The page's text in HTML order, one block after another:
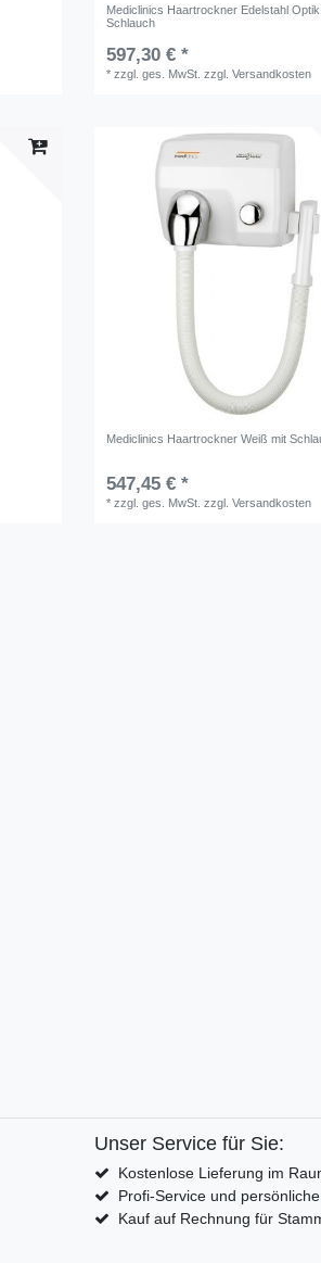
Mediclinics Haartrockner Edelstahl
Schlauch
597,30 € *
*zzgl. ges. MwSt. zzgl.Versandkosten
Mediclinics Haartrockner Weiß mit
547,45 € *
*zzgl. ges. MwSt. zzgl.Versandkosten
Unser Service für Sie:
Kostenlose Lieferung im
Profi-Service und
Kauf auf Rechnung für